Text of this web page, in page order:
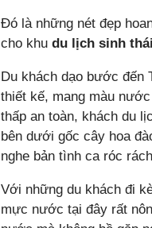
Đó là những nét đẹp
cho khu du lịch sinh thái
Du khách dạo bước đến
thiết kế, mang màu
thấp an toàn, khách du
bên dưới gốc cây hoa
nghe bản tình ca róc
Với những du khách đi
mực nước tại đây rất